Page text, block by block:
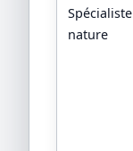
Spécialiste
nature